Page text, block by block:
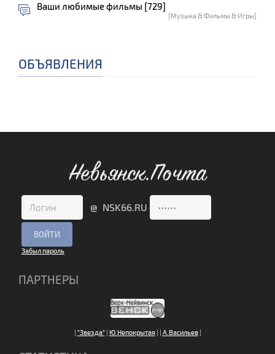
Ваши любимые фильмы [729]
[Музыка & Фильмы & Игры]
ОБЪЯВЛЕНИЯ
Невьянск.Почта
@ NSK66.RU
Забыл пароль
ПАРТНЕРЫ
| "Звезда"| Ю.Непокрытая| | А.Васильев|